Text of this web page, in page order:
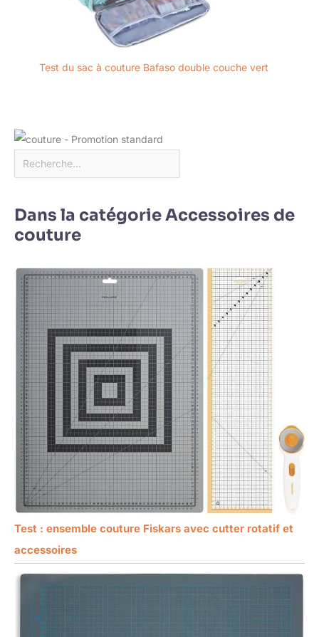
Test du sac à couture Bafaso double couche vert
Dans la catégorie Accessoires de
couture
Test : ensemble couture Fiskars avec cutter rotatif et
accessoires